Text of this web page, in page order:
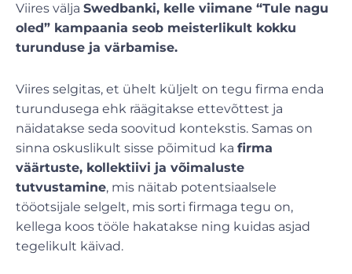
Viires välja Swedbanki, kelle viimane “Tule nagu
oled” kampaania seob meisterlikult kokku
turunduse ja värbamise.
Viires selgitas, et ühelt küljelt on tegu firma enda
turundusega ehk räägitakse ettevõttest ja
näidatakse seda soovitud kontekstis. Samas on
sinna oskuslikult sisse põimitud ka firma
väärtuste, kollektiivi ja võimaluste
tutvustamine, mis näitab potentsiaalsele
tööotsijale selgelt, mis sorti firmaga tegu on,
kellega koos tööle hakatakse ning kuidas asjad
tegelikult käivad.